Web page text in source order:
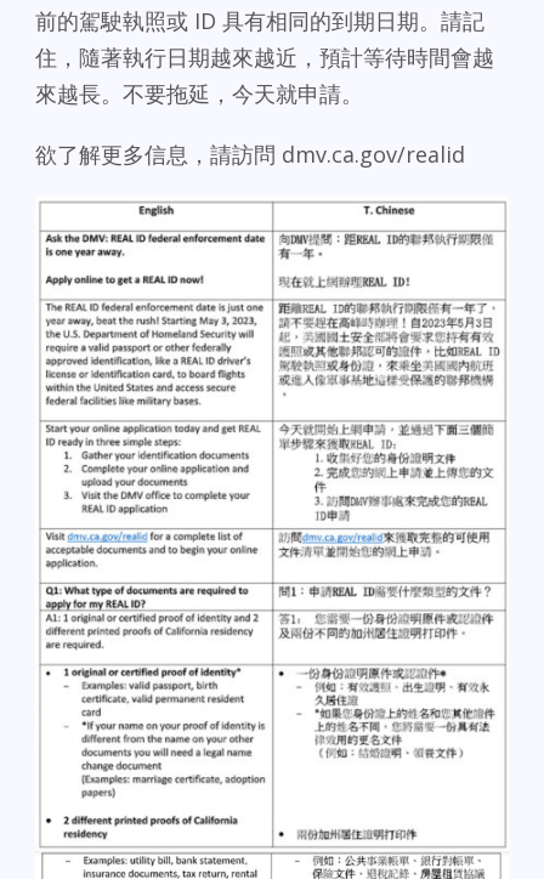
前的駕駛執照或 ID 具有相同的到期日期。請記
住，隨著執行日期越來越近，預計等待時間會越
來越長。不要拖延，今天就申請。
欲了解更多信息，請訪問 dmv.ca.gov/realid